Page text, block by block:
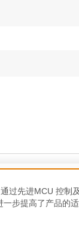
过先进MCU 控制
步提高了产品的